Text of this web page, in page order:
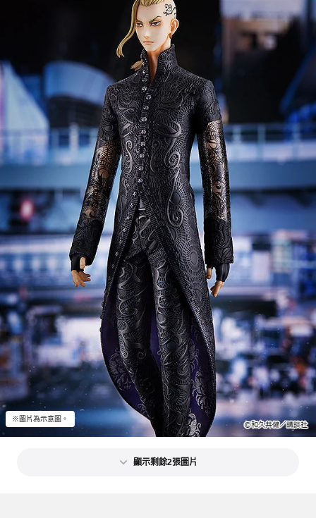
※圖片為示意圖。
顯示剩餘2張圖片